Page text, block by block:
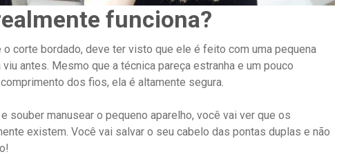
funciona?
corte bordado, deve ter visto que ele é feito com uma pequena
antes. Mesmo que a técnica pareça estranha e um pouco
dos fios, ela é altamente segura.
souber manusear o pequeno aparelho, você vai ver que os
existem. Você vai salvar o seu cabelo das pontas duplas e não